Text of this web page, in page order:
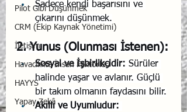
Pilot Gibi Düşünmek
CRM (Ekip Kaynak Yönetimi)
İletişim
Havacılıkta İnsan Faktörleri
HAYYS
Yapay Zekâ
Sadece kendi başarısını ve
çıkarını düşünmek.
2. Yunus (Olunması İstenen):
Sosyal ve İşbirlikçidir: Sürüler
halinde yaşar ve avlanır. Güçlü
bir takım olmanın faydasını bilir.
Akıllı ve Uyumludur: